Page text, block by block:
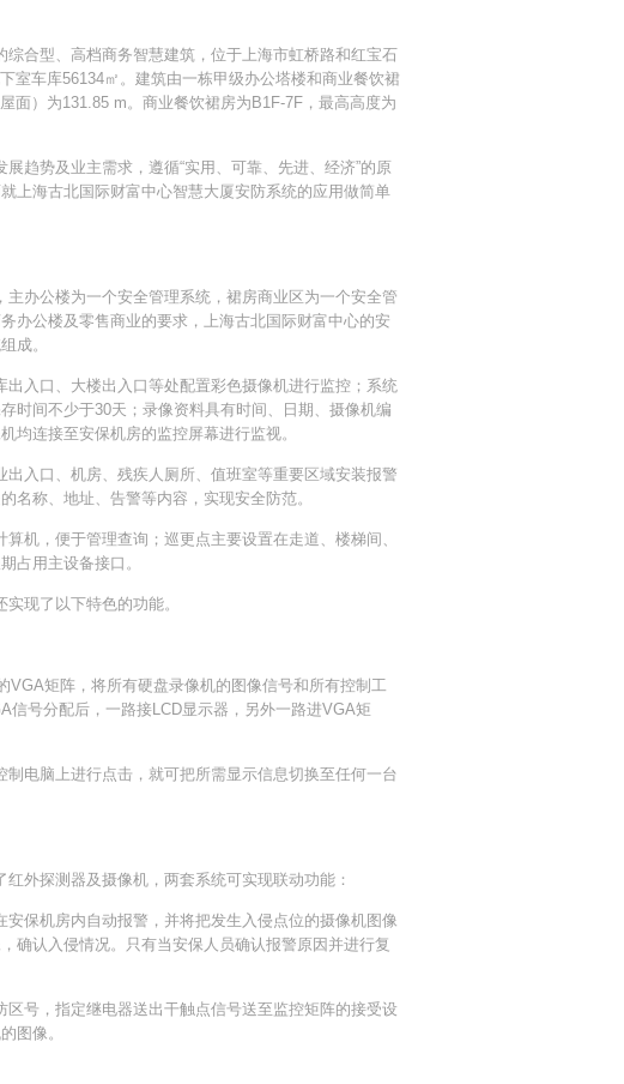
型、高档商务智慧建筑，位于上海市虹桥路和红宝石
室车库56134㎡。建筑由一栋甲级办公塔楼和商业餐饮裙
面）为131.85 m。商业餐饮裙房为B1F-7F，最高高度为
势及业主需求，遵循“实用、可靠、先进、经济”的原
上海古北国际财富中心智慧大厦安防系统的应用做简单
公楼为一个安全管理系统，裙房商业区为一个安全管
办公楼及零售商业的要求，上海古北国际财富中心的安
成。
口、大楼出入口等处配置彩色摄像机进行监控；系统
时间不少于30天；录像资料具有时间、日期、摄像机编
均连接至安保机房的监控屏幕进行监视。
口、机房、残疾人厕所、值班室等重要区域安装报警
名称、地址、告警等内容，实现安全防范。
，便于管理查询；巡更点主要设置在走道、楼梯间、
占用主设备接口。
现了以下特色的功能。
矩阵，将所有硬盘录像机的图像信号和所有控制工
号分配后，一路接LCD显示器，另外一路进VGA矩
脑上进行点击，就可把所需显示信息切换至任何一台
探测器及摄像机，两套系统可实现联动功能：
机房内自动报警，并将把发生入侵点位的摄像机图像
确认入侵情况。只有当安保人员确认报警原因并进行复
，指定继电器送出干触点信号送至监控矩阵的接受设
图像。